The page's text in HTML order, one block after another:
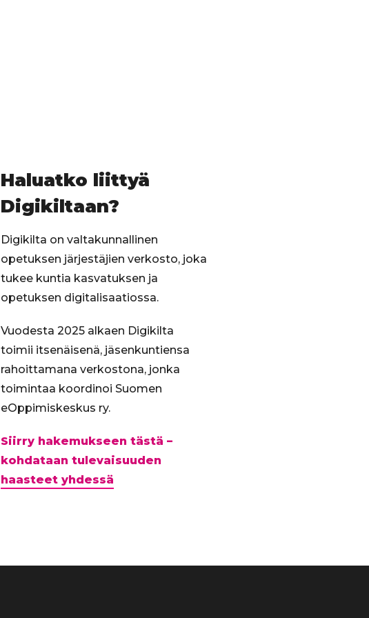
Haluatko liittyä
Digikiltaan?
Digikilta on valtakunnallinen
opetuksen järjestäjien verkosto, joka
tukee kuntia kasvatuksen ja
opetuksen digitalisaatiossa.
Vuodesta 2025 alkaen Digikilta
toimii itsenäisenä, jäsenkuntiensa
rahoittamana verkostona, jonka
toimintaa koordinoi Suomen
eOppimiskeskus ry.
Siirry hakemukseen tästä –
kohdataan tulevaisuuden
haasteet yhdessä